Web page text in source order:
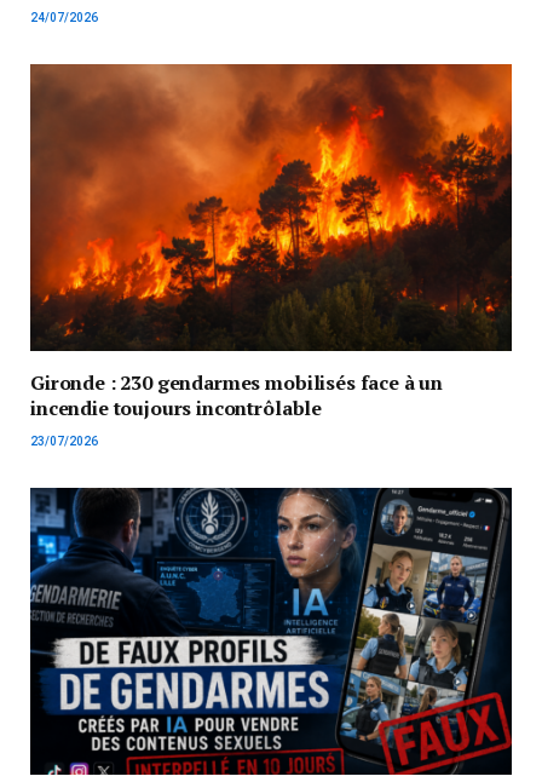
24/07/2026
Gironde : 230 gendarmes mobilisés face à un
incendie toujours incontrôlable
23/07/2026